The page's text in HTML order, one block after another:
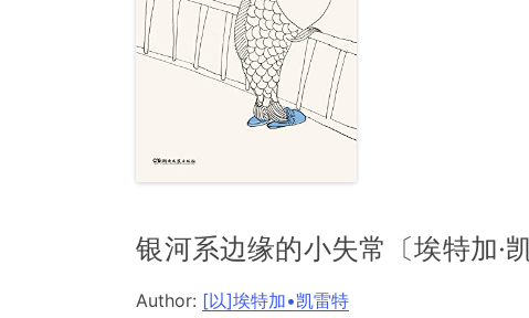
银河系边缘的小失常〔埃特加·凯
Author: [以]埃特加•凯雷特